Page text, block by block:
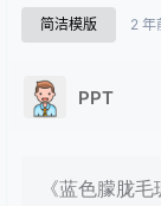
简洁模版 2 年
PPT
《蓝色朦胧